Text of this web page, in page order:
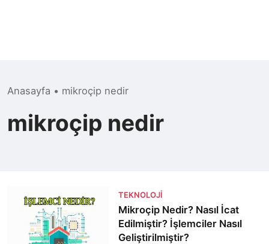
Anasayfa • mikroçip nedir
mikroçip nedir
TEKNOLOJI
Mikroçip Nedir? Nasıl İcat
Edilmiştir? İşlemciler Nasıl
Geliştirilmiştir?